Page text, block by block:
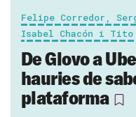
Felipe Corredor,
Isabel Chacón i Tito
De Glovo a
hauries de
plataforma